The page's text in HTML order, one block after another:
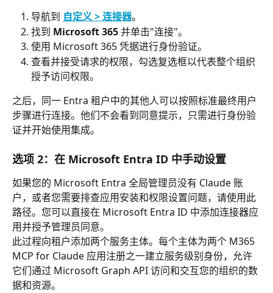
导航到 自定义 > 连接器。
找到 Microsoft 365 并单击"连接"。
使用 Microsoft 365 凭据进行身份验证。
查看并接受请求的权限，勾选复选框以代表整个组织
授予访问权限。
之后，同一 Entra 租户中的其他人可以按照标准最终用户
步骤进行连接。他们不会看到同意提示，只需进行身份验
证并开始使用集成。
选项 2：在 Microsoft Entra ID 中手动设置
如果您的 Microsoft Entra 全局管理员没有 Claude 账
户，或者您需要排查应用安装和权限设置问题，请使用此
路径。您可以直接在 Microsoft Entra ID 中添加连接器应
用并授予管理员同意。
此过程向租户添加两个服务主体。每个主体为两个 M365
MCP for Claude 应用注册之一建立服务级别身份，允许
它们通过 Microsoft Graph API 访问和交互您的组织的数
据和资源。